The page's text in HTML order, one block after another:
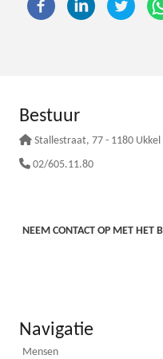
Bestuur
Stallestraat, 77 - 1180 Ukkel
02/605.11.80
NEEM CONTACT OP MET HET
Navigatie
Mensen